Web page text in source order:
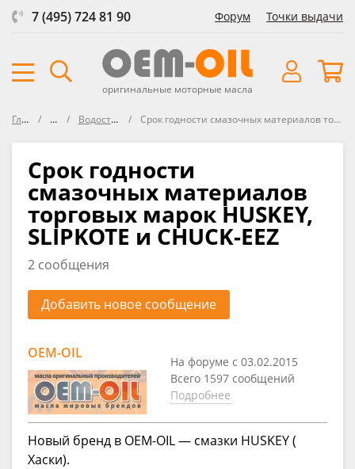
7 (495) 724 81 90 Форум Точки выдачи
оригинальные моторные масла
Главная ФорумВодостойкие смазки Срок годности смазочных материалов торговых марок HUSKEY, SLIPKOTE и CHUCK-EEZ
Срок годности
смазочных материалов
торговых марок HUSKEY,
SLIPKOTE и CHUCK-EEZ
2 сообщения
Добавить новое сообщение
OEM-OIL
На форуме с 03.02.2015
Всего 1597 сообщений
Подробнее
Новый бренд в ОЕМ-OIL — смазки HUSKEY (
Хаски).